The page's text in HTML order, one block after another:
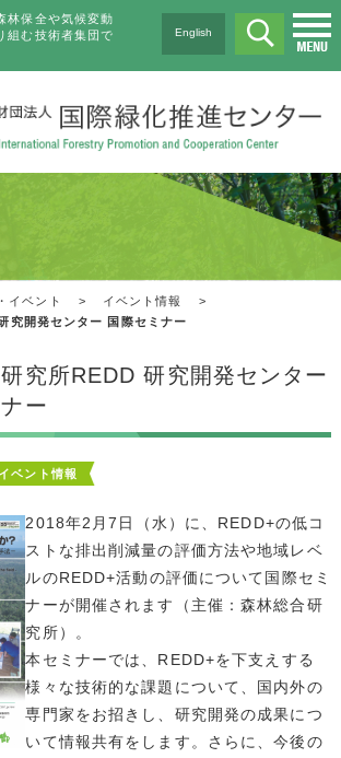
林保全や気候変動
組む技術者集団で
English
イベント > イベント情報
>
究開発センター 国際セミナー
究所REDD 研究開発センター
ー
イベント情報
2018年2月7日（水）に、REDD+の低コ
ストな排出削減量の評価方法や地域レベ
ルのREDD+活動の評価について国際セミ
ナーが開催されます（主催：森林総合研
究所）。
本セミナーでは、REDD+を下支えする
様々な技術的な課題について、国内外の
専門家をお招きし、研究開発の成果につ
いて情報共有をします。さらに、今後の